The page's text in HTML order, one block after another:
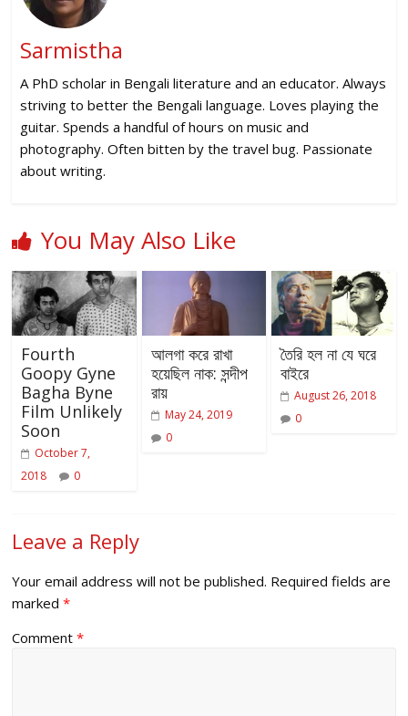
Sarmistha
A PhD scholar in Bengali literature and an educator. Always
striving to better the Bengali language. Loves playing the
guitar. Spends a handful of hours on music and
photography. Often bitten by the travel bug. Passionate
about writing.
You May Also Like
Fourth
Goopy Gyne
Bagha Byne
Film Unlikely
Soon
October 7,
2018
0
আলগা করে রাখা
হয়েছিল নাক: সন্দীপ
রায়
May 24, 2019
0
তৈরি হল না যে ঘরে
বাইরে
August 26, 2018
0
Leave a Reply
Your email address will not be published. Required fields are
marked*
Comment*